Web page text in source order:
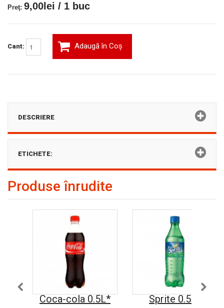
Preţ: 9,00lei / 1 buc
Cant: Adaugă în Coş
DESCRIERE
ETICHETE:
Produse înrudite
Coca-cola 0.5L* Sprite 0.5L*